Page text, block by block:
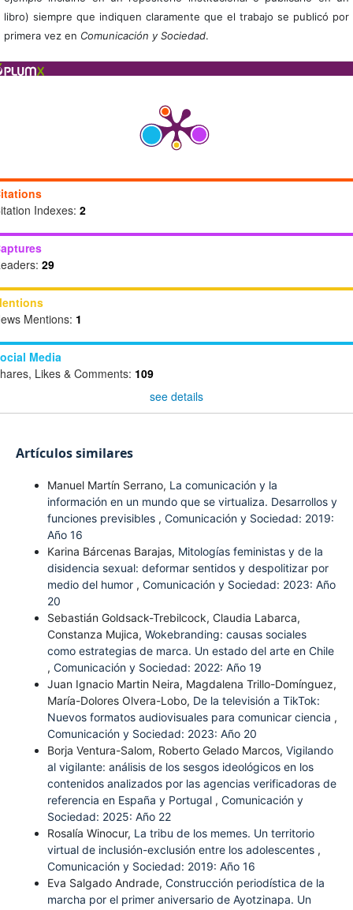
libro) siempre que indiquen claramente que el trabajo se publicó por
primera vez en Comunicación y Sociedad.
Indexes: 2
29
Mentions: 1
Media
Likes & Comments: 109
see details
Artículos similares
Manuel Martín Serrano, La comunicación y la
información en un mundo que se virtualiza. Desarrollos y
funciones previsibles , Comunicación y Sociedad: 2019:
Año 16
Karina Bárcenas Barajas, Mitologías feministas y de la
disidencia sexual: deformar sentidos y despolitizar por
medio del humor , Comunicación y Sociedad: 2023: Año
20
Sebastián Goldsack-Trebilcock, Claudia Labarca,
Constanza Mujica, Wokebranding: causas sociales
como estrategias de marca. Un estado del arte en Chile
, Comunicación y Sociedad: 2022: Año 19
Juan Ignacio Martin Neira, Magdalena Trillo-Domínguez,
María-Dolores Olvera-Lobo, De la televisión a TikTok:
Nuevos formatos audiovisuales para comunicar ciencia ,
Comunicación y Sociedad: 2023: Año 20
Borja Ventura-Salom, Roberto Gelado Marcos, Vigilando
al vigilante: análisis de los sesgos ideológicos en los
contenidos analizados por las agencias verificadoras de
referencia en España y Portugal , Comunicación y
Sociedad: 2025: Año 22
Rosalía Winocur, La tribu de los memes. Un territorio
virtual de inclusión-exclusión entre los adolescentes ,
Comunicación y Sociedad: 2019: Año 16
Eva Salgado Andrade, Construcción periodística de la
marcha por el primer aniversario de Ayotzinapa. Un